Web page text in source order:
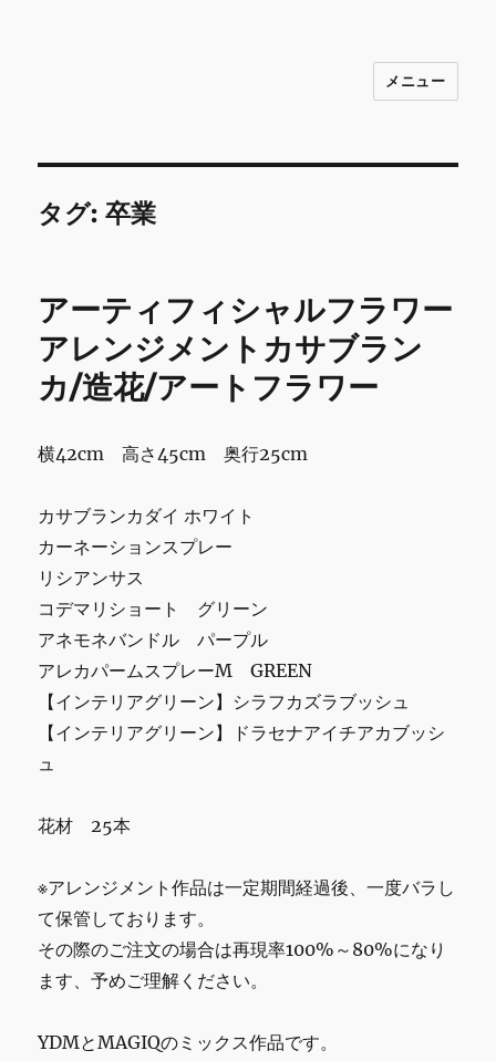
INNOCENCE ～日常に彩りを～ フ
物 etc販売 江戸川区瑞江
メニュー
タグ:卒業
アーティフィシャルフラワー
アレンジメントカサブラン
カ/造花/アートフラワー
横42cm 高さ45cm 奥行25cm
カサブランカダイ ホワイト
カーネーションスプレー
リシアンサス
コデマリショート グリーン
アネモネバンドル パープル
アレカパームスプレーM GREEN
【インテリアグリーン】シラフカズラブッシュ
【インテリアグリーン】ドラセナアイチアカブッシ
ュ
花材 25本
※アレンジメント作品は一定期間経過後、一度バラし
て保管しております。
その際のご注文の場合は再現率100%～80%になり
ます、予めご理解ください。
YDMとMAGIQのミックス作品です。